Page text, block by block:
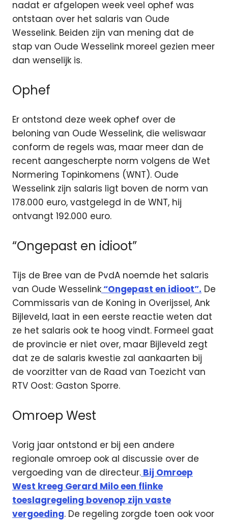
nadat er afgelopen week veel ophef was
ontstaan over het salaris van Oude
Wesselink. Beiden zijn van mening dat de
stap van Oude Wesselink moreel gezien meer
dan wenselijk is.
Ophef
Er ontstond deze week ophef over de
beloning van Oude Wesselink, die weliswaar
conform de regels was, maar meer dan de
recent aangescherpte norm volgens de Wet
Normering Topinkomens (WNT). Oude
Wesselink zijn salaris ligt boven de norm van
178.000 euro, vastgelegd in de WNT, hij
ontvangt 192.000 euro.
“Ongepast en idioot”
Tijs de Bree van de PvdA noemde het salaris
van Oude Wesselink“Ongepast en idioot”. De
Commissaris van de Koning in Overijssel, Ank
Bijleveld, laat in een eerste reactie weten dat
ze het salaris ook te hoog vindt. Formeel gaat
de provincie er niet over, maar Bijleveld zegt
dat ze de salaris kwestie zal aankaarten bij
de voorzitter van de Raad van Toezicht van
RTV Oost: Gaston Sporre.
Omroep West
Vorig jaar ontstond er bij een andere
regionale omroep ook al discussie over de
vergoeding van de directeur. Bij Omroep
West kreeg Gerard Milo een flinke
toeslagregeling bovenop zijn vaste
vergoeding. De regeling zorgde toen ook voor